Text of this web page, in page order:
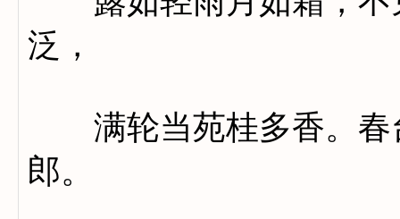
泛，
满轮当苑桂多香。春
郎。